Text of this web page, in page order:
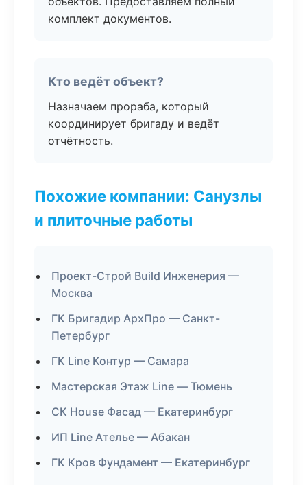
комплект документов.
Кто ведёт объект?
Назначаем прораба, который
координирует бригаду и ведёт
отчётность.
Похожие компании: Санузлы
и плиточные работы
Проект-Строй Build Инженерия —
Москва
ГК Бригадир АрхПро — Санкт-
Петербург
ГК Line Контур — Самара
Мастерская Этаж Line — Тюмень
СК House Фасад — Екатеринбург
ИП Line Ателье — Абакан
ГК Кров Фундамент — Екатеринбург